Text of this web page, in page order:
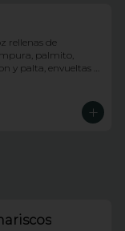
rellenas de
palmito,
y palta, envueltas